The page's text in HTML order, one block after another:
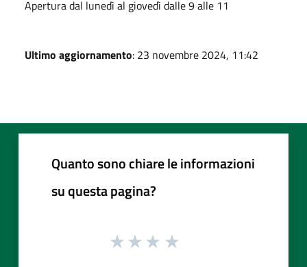
Apertura dal lunedì al giovedì dalle 9 alle 11
Ultimo aggiornamento: 23 novembre 2024, 11:42
Quanto sono chiare le informazioni
su questa pagina?